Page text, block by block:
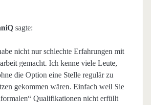
sagte:
nicht nur schlechte Erfahrungen mit
gemacht. Ich kenne viele Leute,
die Option eine Stelle regulär zu
gekommen wären. Einfach weil Sie
Qualifikationen nicht erfüllt